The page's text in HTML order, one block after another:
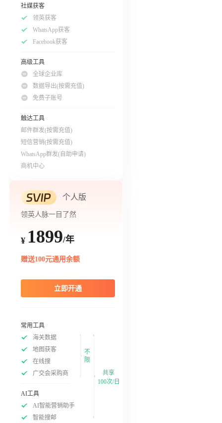
社媒获客
领英获客
WhatsApp获客
Facebook获客
高级工具
全球企业库
数据导出(按需充值)
免费子账号
触达工具
邮件群发(按需充值)
短信营销(按需充值)
WhatsApp群发(自助申请)
商机中心
个人版
领英人脉一目了然
¥ 1899/年
赠送100元通用余额
立即开通
常用工具
海关数据
地图获客
在线搜
广交会采购商
不
限
AI工具
AI智能营销助手
智能搜邮
共享
100次/日